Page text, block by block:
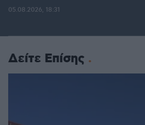
05.08.2026, 18:31
Δείτε Επίσης